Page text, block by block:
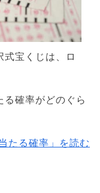
式宝くじは、ロ
る確率がどのぐら
たる確率」を読む